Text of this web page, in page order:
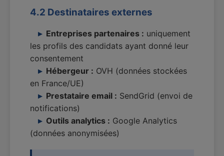
4.2 Destinataires externes
Entreprises partenaires : uniquement
les profils des candidats ayant donné leur
consentement
Hébergeur : OVH (données stockées
en France/UE)
Prestataire email : SendGrid (envoi de
notifications)
Outils analytics : Google Analytics
(données anonymisées)